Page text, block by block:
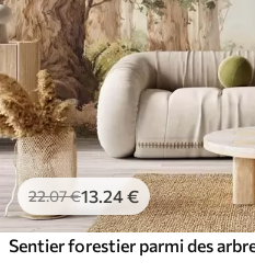
22.07€13 .24€